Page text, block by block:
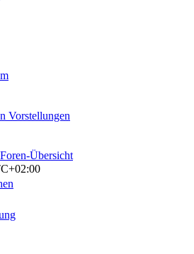
Vorstellungen
Foren-Übersicht